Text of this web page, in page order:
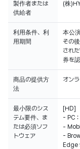
製作者または
供給者
(株
利用条件、利
用期間
本公
その
され
券を
商品の提供方
法
オン
最小限のシス
テム要件、ま
たは必須ソフ
トウェア
[HD]
- PC :
-
-
Edge